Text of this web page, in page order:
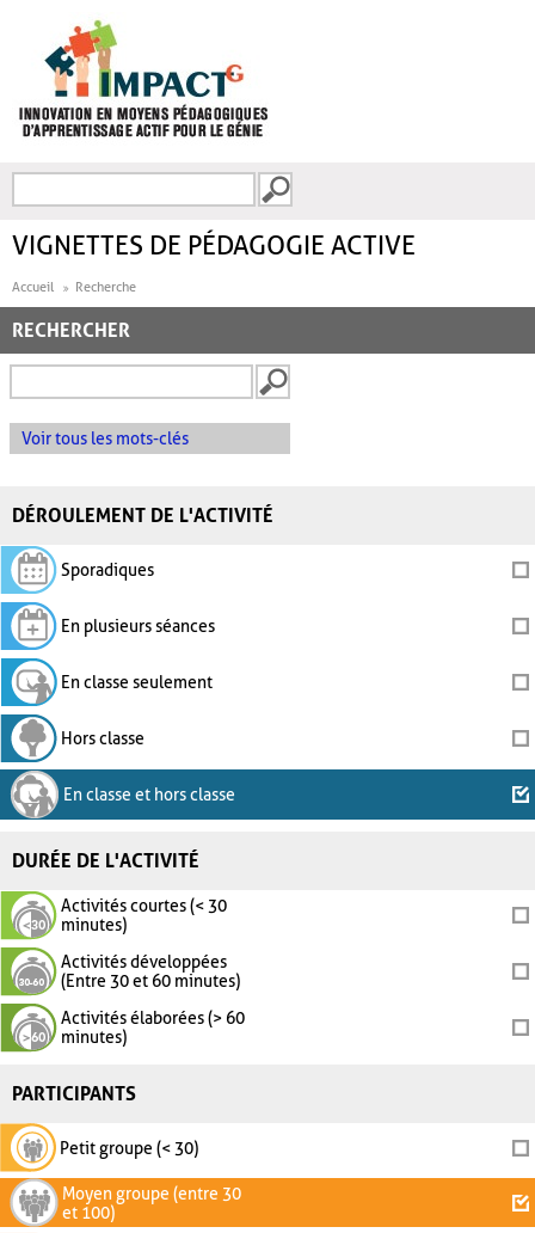
FORMULAIRE DE
VIGNETTES DE PÉDAGOGIE ACTIVE
Accueil Recherche
RECHERCHER
Voir tous les mots-clés
DÉROULEMENT DE L'ACTIVITÉ
Sporadiques
En plusieurs séances
En classe seulement
Hors classe
En classe et hors classe
DURÉE DE L'ACTIVITÉ
Activités courtes (< 30
minutes)
Activités développées
(Entre 30 et 60 minutes)
Activités élaborées (> 60
minutes)
PARTICIPANTS
Petit groupe (< 30)
Moyen groupe (entre 30
et 100)